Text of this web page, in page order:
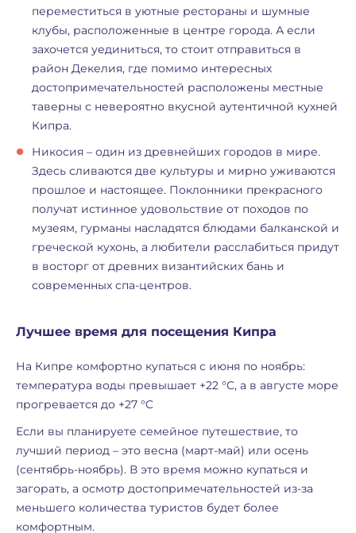
переместиться в уютные рестораны и шумные
клубы, расположенные в центре города. А если
захочется уединиться, то стоит отправиться в
район Декелия, где помимо интересных
достопримечательностей расположены местные
таверны с невероятно вкусной аутентичной кухней
Кипра.
Никосия – один из древнейших городов в мире.
Здесь сливаются две культуры и мирно уживаются
прошлое и настоящее. Поклонники прекрасного
получат истинное удовольствие от походов по
музеям, гурманы насладятся блюдами балканской и
греческой кухонь, а любители расслабиться придут
в восторг от древних византийских бань и
современных спа-центров.
Лучшее время для посещения Кипра
На Кипре комфортно купаться с июня по ноябрь:
температура воды превышает +22 °C, а в августе море
прогревается до +27 °C
Если вы планируете семейное путешествие, то
лучший период – это весна (март-май) или осень
(сентябрь-ноябрь). В это время можно купаться и
загорать, а осмотр достопримечательностей из-за
меньшего количества туристов будет более
комфортным.